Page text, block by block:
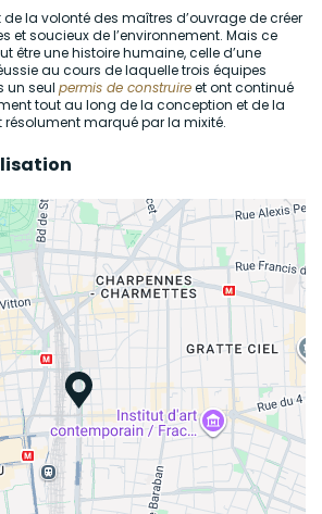
la volonté des maîtres d’ouvrage de créer
et soucieux de l’environnement. Mais ce
être une histoire humaine, celle d’une
au cours de laquelle trois équipes
un seul permis de construireet ont continué
tout au long de la conception et de la
marqué par la mixité.